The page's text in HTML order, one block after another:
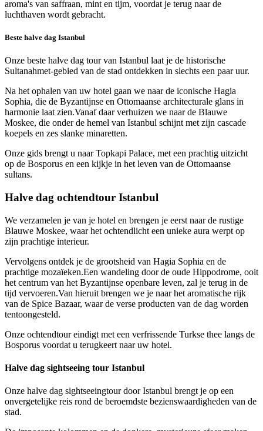
aroma's van saffraan, mint en tijm, voordat je terug naar de
luchthaven wordt gebracht.
Beste halve dag Istanbul
Onze beste halve dag tour van Istanbul laat je de historische
Sultanahmet-gebied van de stad ontdekken in slechts een paar uur.
Na het ophalen van uw hotel gaan we naar de iconische Hagia
Sophia, die de Byzantijnse en Ottomaanse architecturale glans in
harmonie laat zien.Vanaf daar verhuizen we naar de Blauwe
Moskee, die onder de hemel van Istanbul schijnt met zijn cascade
koepels en zes slanke minaretten.
Onze gids brengt u naar Topkapi Palace, met een prachtig uitzicht
op de Bosporus en een kijkje in het leven van de Ottomaanse
sultans.
Halve dag ochtendtour Istanbul
We verzamelen je van je hotel en brengen je eerst naar de rustige
Blauwe Moskee, waar het ochtendlicht een unieke aura werpt op
zijn prachtige interieur.
Vervolgens ontdek je de grootsheid van Hagia Sophia en de
prachtige mozaïeken.Een wandeling door de oude Hippodrome, ooit
het centrum van het Byzantijnse openbare leven, zal je terug in de
tijd vervoeren.Van hieruit brengen we je naar het aromatische rijk
van de Spice Bazaar, waar de verse producten van de dag worden
tentoongesteld.
Onze ochtendtour eindigt met een verfrissende Turkse thee langs de
Bosporus voordat u terugkeert naar uw hotel.
Halve dag sightseeing tour Istanbul
Onze halve dag sightseeingtour door Istanbul brengt je op een
onvergetelijke reis rond de beroemdste bezienswaardigheden van de
stad.